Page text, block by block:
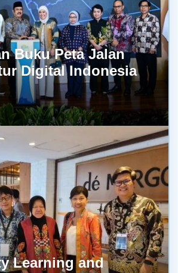
Buku Peta Jalan
Digital Indonesia
Learning and